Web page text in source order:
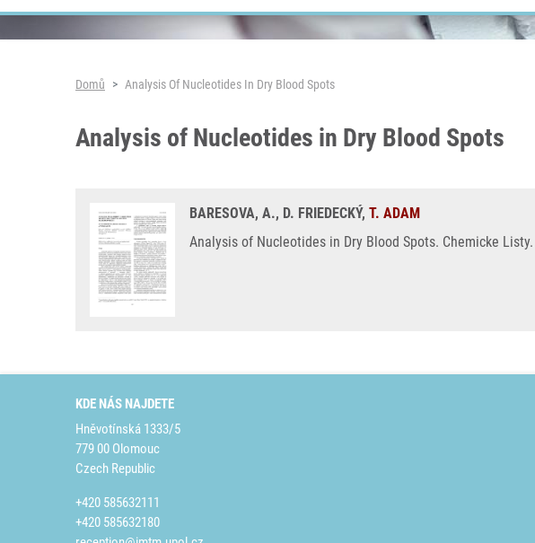
Drobečková navigace
Domů Analysis Of Nucleotides In Dry Blood Spots
Analysis of Nucleotides in Dry Blood Spots
BARESOVA, A., D. FRIEDECKÝ, T. ADAM
Analysis of Nucleotides in Dry Blood Spots. Chemicke
KDE NÁS NAJDETE
Hněvotínská 1333/5
779 00 Olomouc
Czech Republic
+420 585632111
+420 585632180